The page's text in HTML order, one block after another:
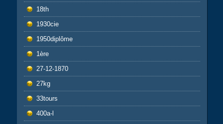
18th
1930cie
1950diplôme
1ère
27-12-1870
27kg
33tours
400a-l